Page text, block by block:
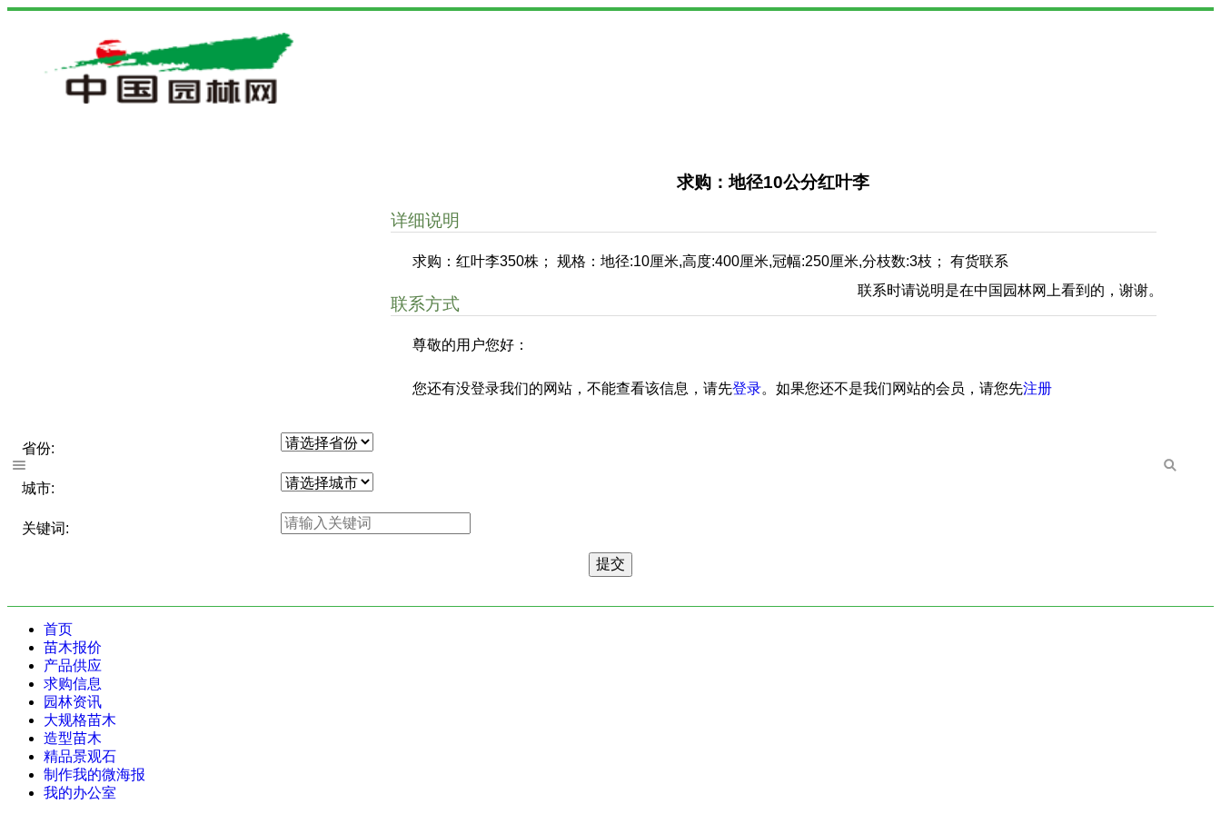
求购：地径10公分红叶李
详细说明
求购：红叶李350株； 规格：地径:10厘米,高度:400厘米,冠幅:250厘米,分枝数:3枝； 有货联系
联系时请说明是在中国园林网上看到的，谢谢。
联系方式
尊敬的用户您好：
您还有没登录我们的网站，不能查看该信息，请先登录。如果您还不是我们网站的会员，请您先注册
省份:
城市:
关键词:
首页
苗木报价
产品供应
求购信息
园林资讯
大规格苗木
造型苗木
精品景观石
制作我的微海报
我的办公室